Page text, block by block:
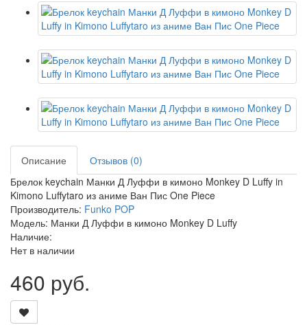
Описание
Отзывов (0)
Брелок keychain Манки Д Луффи в кимоно Monkey D Luffy in
Kimono Luffytaro из аниме Ван Пис One Piece
Производитель: Funko POP
Модель: Манки Д Луффи в кимоно Monkey D Luffy
Наличие:
Нет в наличии
460 руб.